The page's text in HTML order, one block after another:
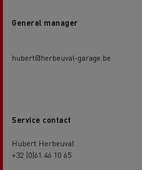
General manager
hubert@herbeuval-garage.be
Service contact
Hubert Herbeuval
+32 (0)61 46 10 65